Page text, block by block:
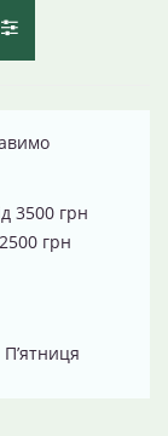
3500 грн
грн